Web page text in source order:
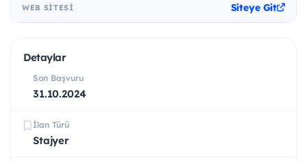
WEB SITESI Siteye Git
Detaylar
Son Başvuru
31.10.2024
İlan Türü
Stajyer